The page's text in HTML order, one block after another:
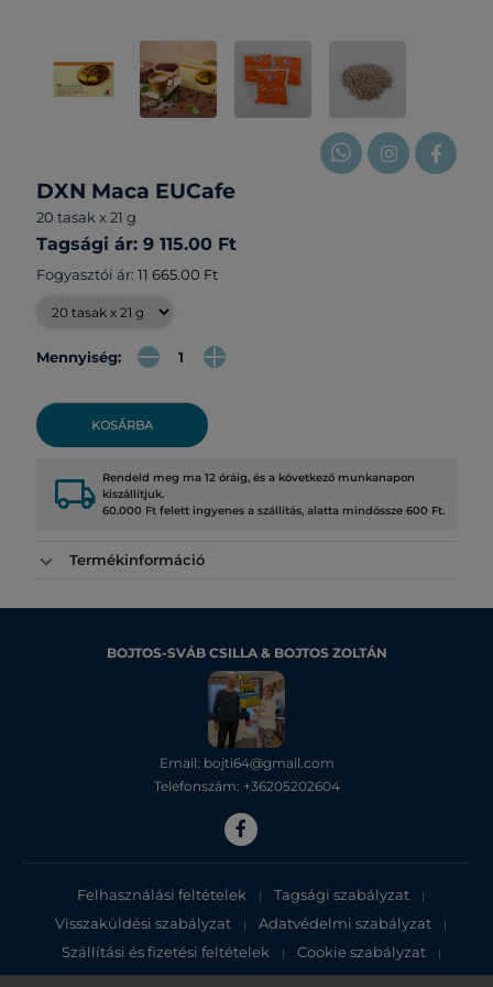
DXN Maca EUCafe
20 tasak x 21 g
Tagsági ár: 9 115.00 Ft
Fogyasztói ár: 11 665.00 Ft
Mennyiség:
KOSÁRBA
local_shipping Rendeld meg ma 12 óráig, és a következő munkanapon
kiszállítjuk.
60.000 Ft felett ingyenes a szállítás, alatta mindössze 600 Ft.
Termékinformáció
BOJTOS-SVÁB CSILLA & BOJTOS ZOLTÁN
Email: bojti64@gmail.com
Telefonszám: +36205202604
Felhasználási feltételek | Tagsági szabályzat |
Visszaküldési szabályzat | Adatvédelmi szabályzat |
Szállítási és fizetési feltételek | Cookie szabályzat |
Adatvédelmi tájékoztató